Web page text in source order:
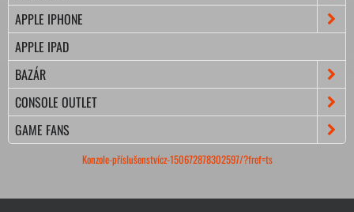
APPLE IPHONE
APPLE IPAD
BAZÁR
CONSOLE OUTLET
GAME FANS
Konzole-příslušenstvícz-150672878302597/?fref=ts